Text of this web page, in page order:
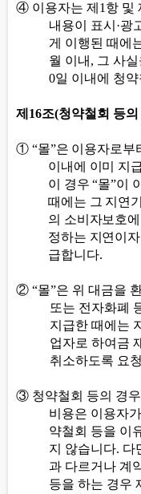
④ 이용자는 제 1 항 및
내용이 표시 ·광
게 이행된 때에
월 이내 , 그 사
0일 이내에 청
제 16조(청약철회 등
① “몰”은 이용자로부
이내에 이미 지
이 경우“몰”이
때에는 그 지연
의 소비자보호
정하는 지연이
급합니다.
② “몰”은 위 대금을
또는 전자화폐
지급한 때에는
업자로 하여금
취소하도록 요
③ 청약철회 등의 경
비용은 이용자
약철회 등을 이
지 않습니다. 다
과 다르거나 계
등을 하는 경우